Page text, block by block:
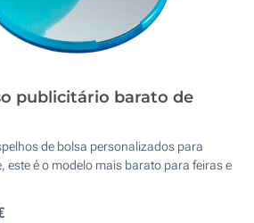
publicitário barato de
de bolsa personalizados para
este é o modelo mais barato para feiras e